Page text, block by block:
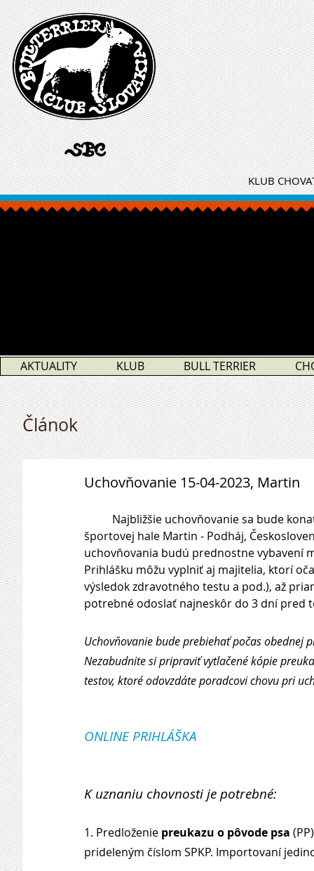
KLUB
AKTUALITY KLUB BULL TERRIER
Článok
Uchovňovanie 15-04-2023, Martin
športovej hale Martin - Podháj,
uchovňovania budú prednostne vybavení
Prihlášku môžu vyplniť aj majitelia, ktorí
výsledok zdravotného testu a pod.), až
potrebné odoslať najneskôr do 3 dní pred
Uchovňovanie bude prebiehať počas obednej
Nezabudnite si pripraviť vytlačené kópie
testov, ktoré odovzdáte poradcovi chovu pri
ONLINE PRIHLÁŠKA
K uznaniu chovnosti je potrebné:
1. Predloženie preukazu o pôvode psa
prideleným číslom SPKP. Importovaní